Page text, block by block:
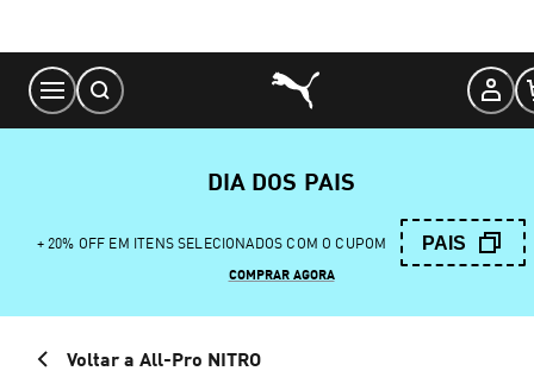
Content
DIA DOS PAIS
+ 20% OFF EM ITENS SELECIONADOS COM O CUPOM PAIS
COMPRAR AGORA
Voltar a All-Pro NITRO